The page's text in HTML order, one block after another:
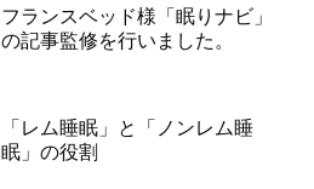
フランスベッド様「眠りナビ」
の記事監修を行いました。
「レム睡眠」と「ノンレム睡
眠」の役割